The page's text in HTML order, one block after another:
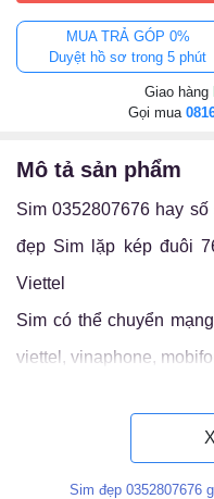
MUA TRẢ GÓP 0%
Duyệt hồ sơ trong 5 phút
Giao hàng
Gọi mua
mô tả sản phẩm
Sim 0352807676 hay
đẹp Sim lặp kép đuôi
Viettel
Sim có thể chuyển
viettel, vinaphone,
Sim đẹp 0352807676